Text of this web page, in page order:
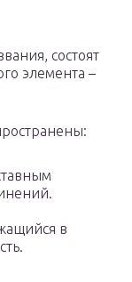
состоят
элемента –
в